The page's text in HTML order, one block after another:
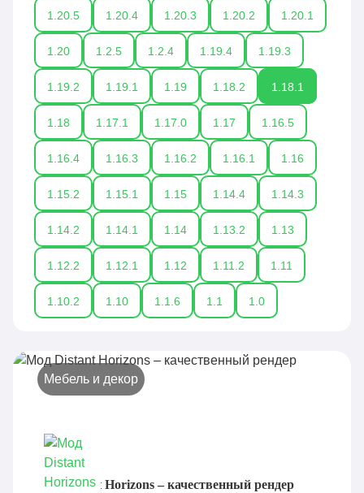
1.20.5 1.20.4 1.20.3 1.20.2 1.20.1
1.20 1.2.5 1.2.4 1.19.4 1.19.3
1.19.2 1.19.1 1.19 1.18.2 1.18.1
1.18 1.17.1 1.17.0 1.17 1.16.5
1.16.4 1.16.3 1.16.2 1.16.1 1.16
1.15.2 1.15.1 1.15 1.14.4 1.14.3
1.14.2 1.14.1 1.14 1.13.2 1.13
1.12.2 1.12.1 1.12 1.11.2 1.11
1.10.2 1.10 1.1.6 1.1 1.0
Мебель и декор
Мод Distant Horizons – качественный рендер